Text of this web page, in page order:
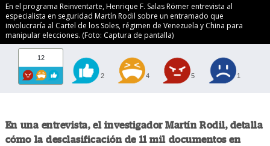
En el programa Reinventarte, Henrique F. Salas Römer entrevista al
especialista en seguridad Martín Rodil sobre un entramado que
involucraría al Cartel de los Soles, régimen de Venezuela y China para
manipular elecciones. (Foto: Captura de pantalla)
12
2 4 5 1
En una entrevista, el investigador Martín Rodil, detalla
cómo la desclasificación de 11 mil documentos en